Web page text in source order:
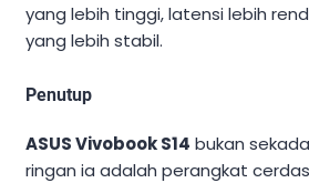
yang lebih tinggi, latensi lebih
yang lebih stabil.
Penutup
ASUS Vivobook S14 bukan
ringan ia adalah perangkat